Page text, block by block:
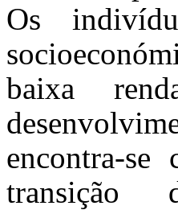
Os
baixa
encontra-se
transição